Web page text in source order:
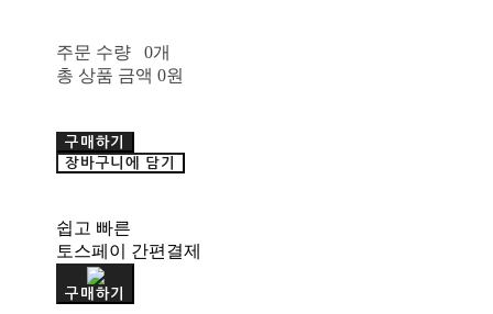
주문 수량
0개
총 상품 금액 0원
구매하기
장바구니에 담기
쉽고 빠른
토스페이 간편결제
구매하기